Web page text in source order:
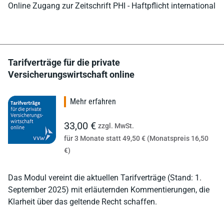
Online Zugang zur Zeitschrift PHI - Haftpflicht international
Tarifverträge für die private
Versicherungswirtschaft online
Das Modul vereint die aktuellen Tarifverträge (Stand: 1.
September 2025) mit erläuternden Kommentierungen, die
Klarheit über das geltende Recht schaffen.
Mehr erfahren
33,00 € zzgl. MwSt.
für 3 Monate statt 49,50 € (Monatspreis 16,50
€)